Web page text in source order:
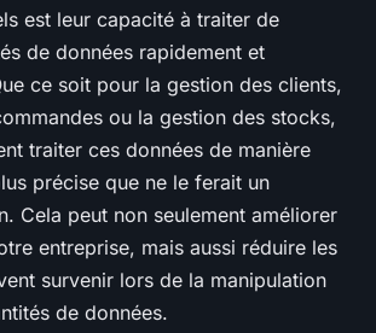
est leur capacité à traiter de
de données rapidement et
ce soit pour la gestion des clients,
ou la gestion des stocks,
traiter ces données de manière
précise que ne le ferait un
Cela peut non seulement améliorer
entreprise, mais aussi réduire les
survenir lors de la manipulation
de données.